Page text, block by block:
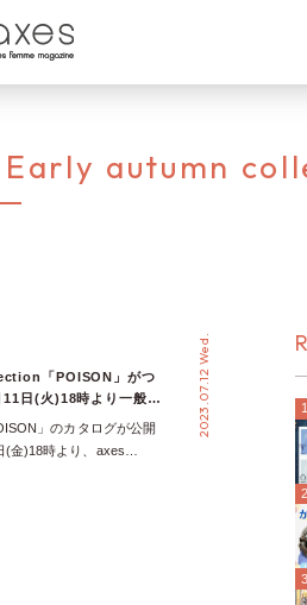
autumn
「POISON」がつ
日(火)18時より一般予
」のカタログが公開
(金)18時より、axes
らに、7月16日(日)23:59
テムがポイント3倍なの
2023.07.12 Wed. 1
2
3